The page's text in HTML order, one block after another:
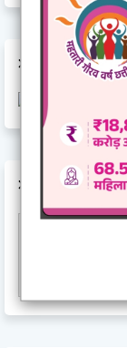
AD CODE
AD CODE